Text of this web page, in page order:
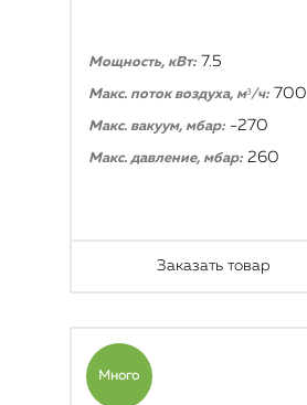
Мощность, кВт:7.5
Макс. поток воздуха, м³/ч:700
Макс. вакуум, мбар:-270
Макс. давление, мбар:260
Заказать товар
Много